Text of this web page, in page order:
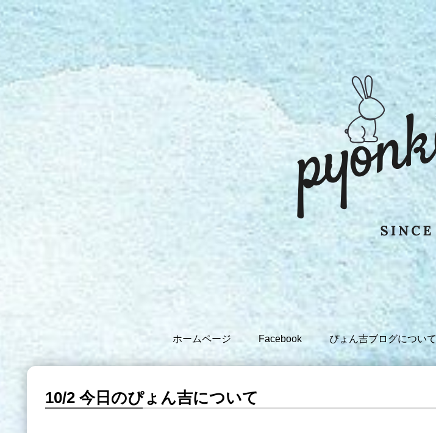
ホームページ Facebook ぴょん吉ブログについて
10/2 今日のぴょん吉について